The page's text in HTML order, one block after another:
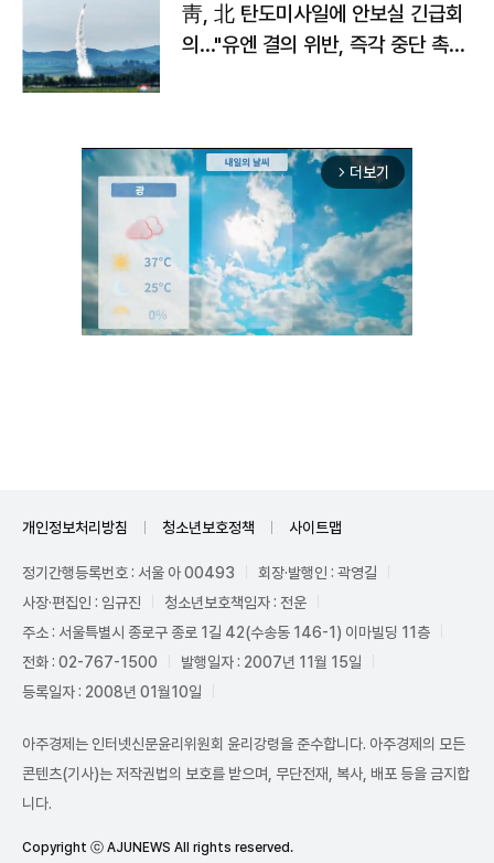
靑, 北 탄도미사일에 안보실 긴급회
의…"유엔 결의 위반, 즉각 중단 촉
arrow_forward_ios 더보기
개인정보처리방침 청소년보호정책 사이트맵
정기간행등록번호 : 서울 아 00493
회장·발행인 : 곽영길
사장·편집인 : 임규진
청소년보호책임자 : 전운
주소 : 서울특별시 종로구 종로 1길 42(수송동 146-1) 이마빌딩 11층
전화 : 02-767-1500
발행일자 : 2007년 11월 15일
등록일자 : 2008년 01월10일
아주경제는 인터넷신문윤리위원회 윤리강령을 준수합니다. 아주경제의 모든
콘텐츠(기사)는 저작권법의 보호를 받으며, 무단전재, 복사, 배포 등을 금지합
니다.
Copyright ⓒ AJUNEWS All rights reserved.